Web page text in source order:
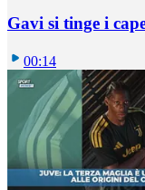
Gavi si tinge i
00:14